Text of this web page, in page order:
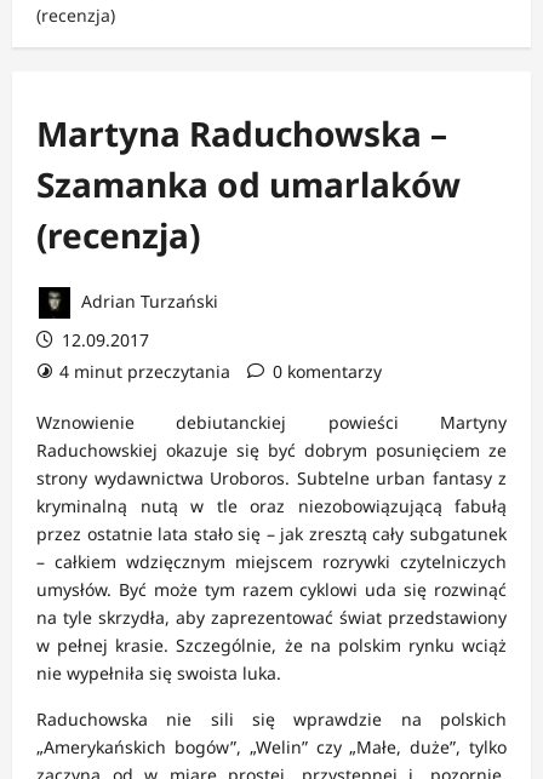
(recenzja)
Martyna Raduchowska –
Szamanka od umarlaków
(recenzja)
Adrian Turzański
12.09.2017
4 minut przeczytania
0 komentarzy
Wznowienie debiutanckiej powieści Martyny
Raduchowskiej okazuje się być dobrym posunięciem ze
strony wydawnictwa Uroboros. Subtelne urban fantasy z
kryminalną nutą w tle oraz niezobowiązującą fabułą
przez ostatnie lata stało się – jak zresztą cały subgatunek
– całkiem wdzięcznym miejscem rozrywki czytelniczych
umysłów. Być może tym razem cyklowi uda się rozwinąć
na tyle skrzydła, aby zaprezentować świat przedstawiony
w pełnej krasie. Szczególnie, że na polskim rynku wciąż
nie wypełniła się swoista luka.
Raduchowska nie sili się wprawdzie na polskich
„Amerykańskich bogów”, „Welin” czy „Małe, duże”, tylko